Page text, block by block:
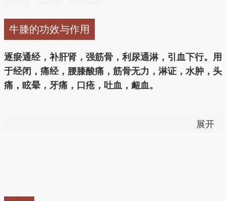
牛膝的功效与作用
逐瘀通经，补肝肾，强筋骨，利尿通淋，引血下行。用
于经闭，痛经，腰膝酸痛，筋骨无力，淋证，水肿，头
痛，眩晕，牙痛，口疮，吐血，衄血。
展开